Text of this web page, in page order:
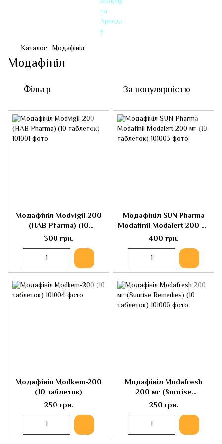
Каталог Модафініл
Модафініл
Фільтр За популярністю
Модафініл Modvigil-200
(HAB Pharma) (10
таблеток)
300 грн.
Модафініл SUN Pharma
Modafinil Modalert 200 мг
(10 таблеток)
400 грн.
Модафініл Modkem-200
(10 таблеток)
250 грн.
Модафініл Modafresh
200 мг (Sunrise
Remedies) (10 таблеток)
250 грн.